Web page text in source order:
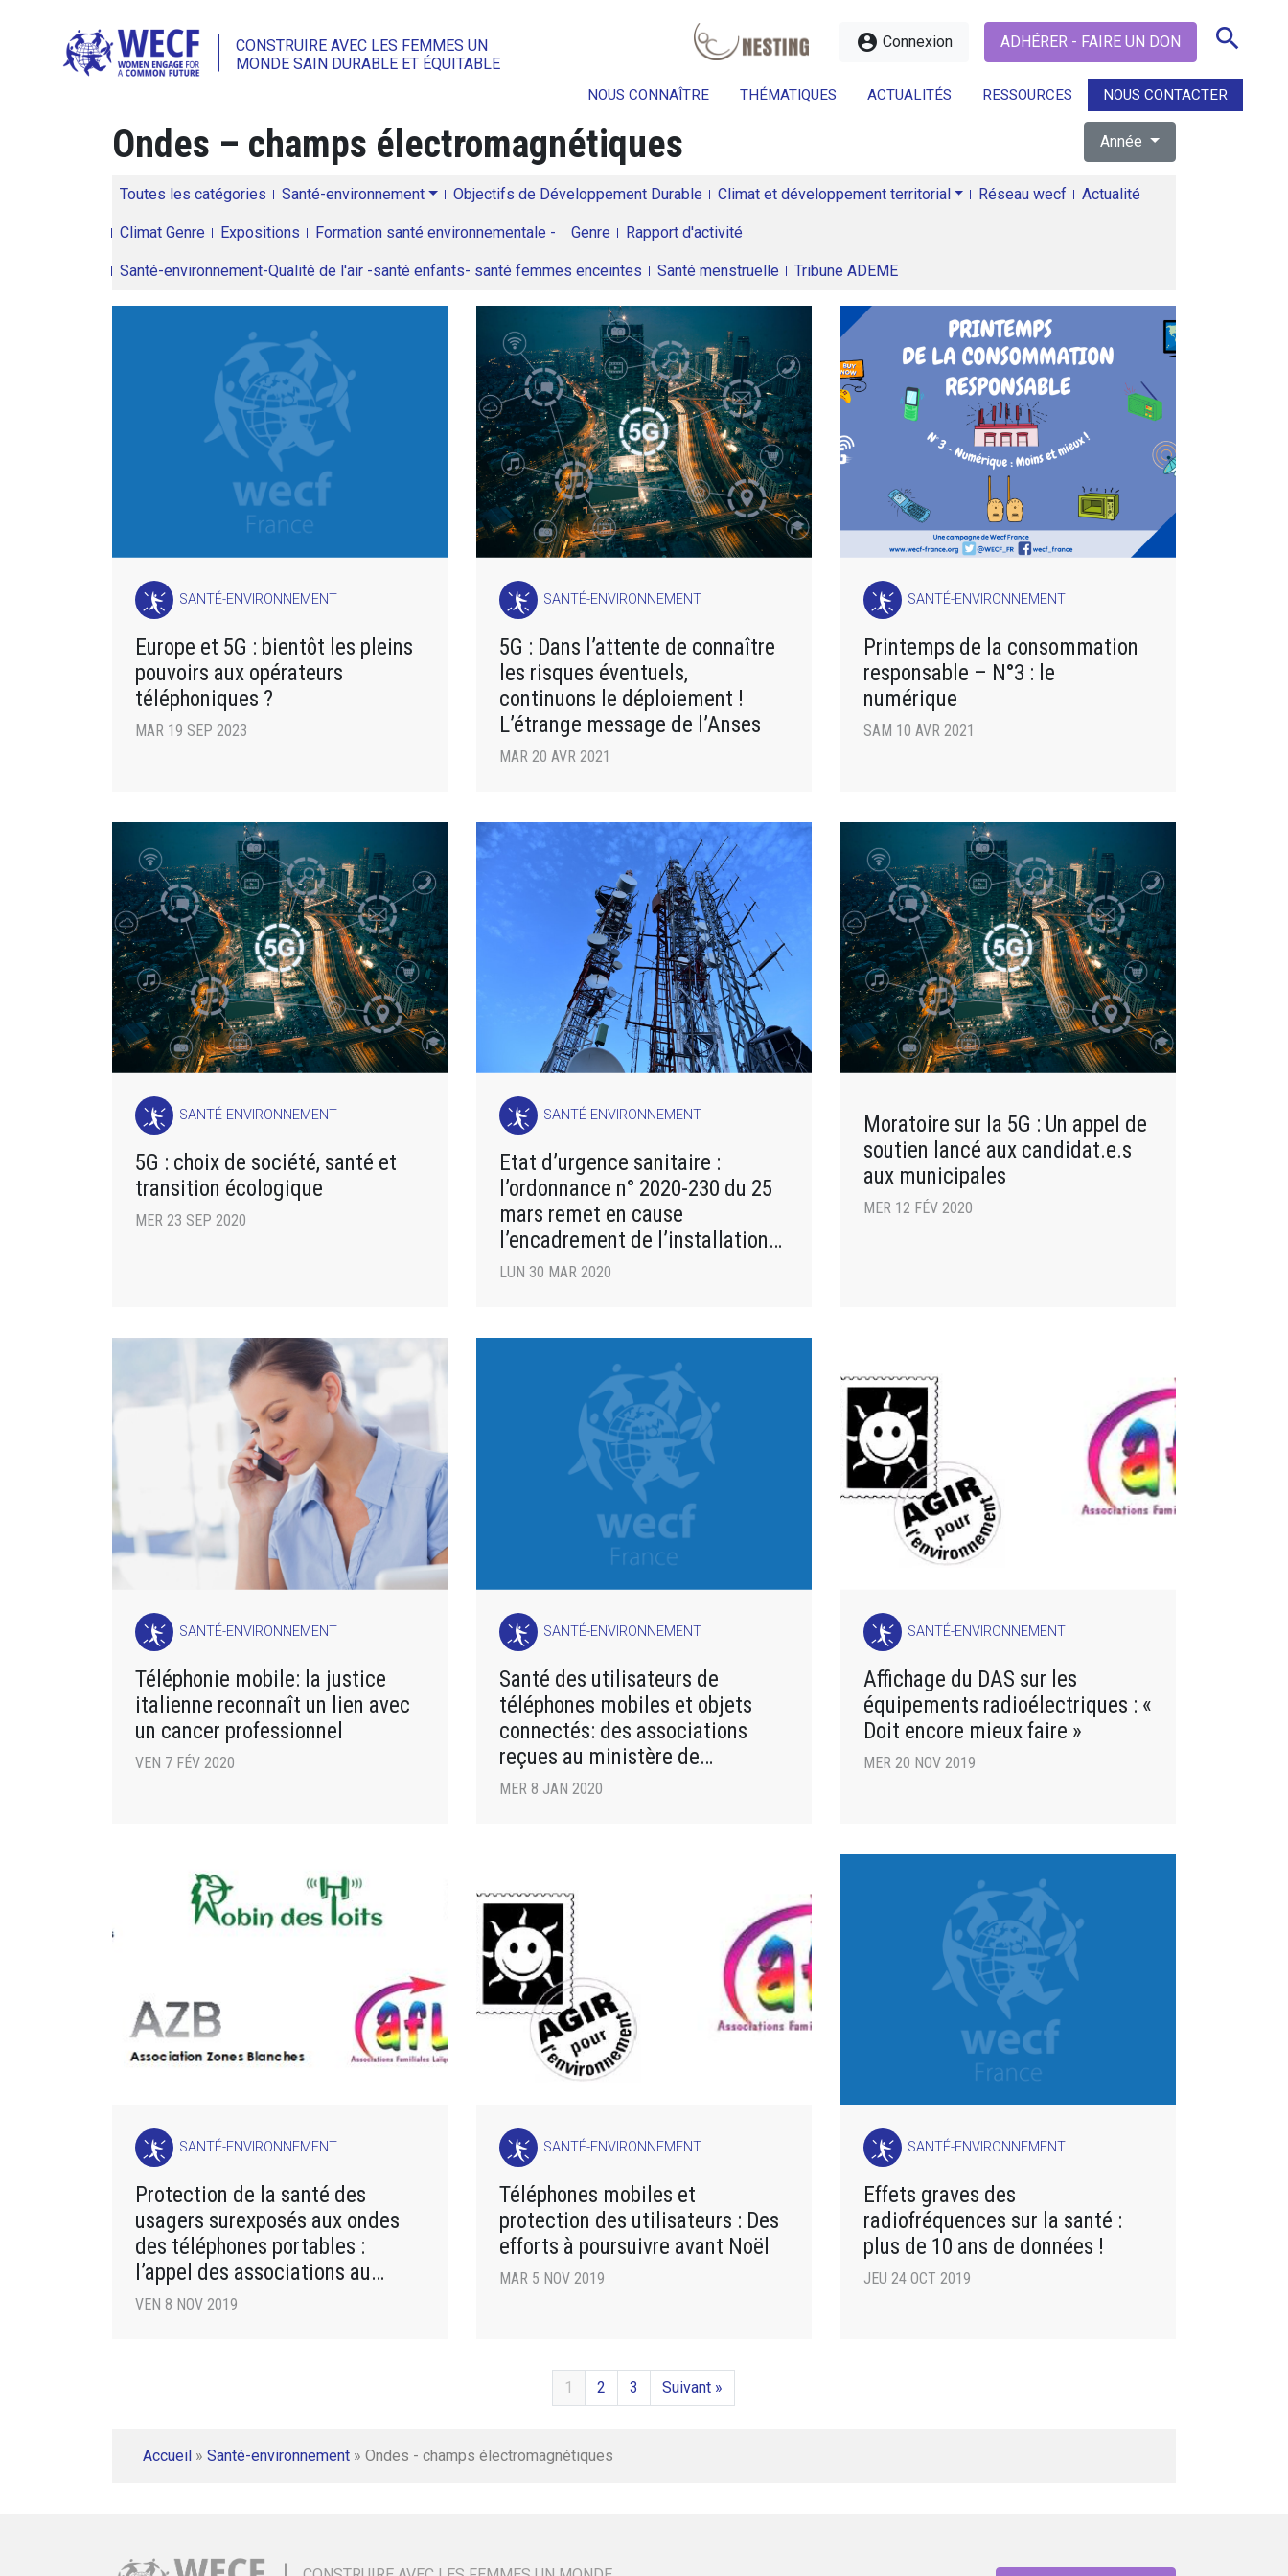
CONSTRUIRE AVEC LES FEMMES UN
MONDE SAIN DURABLE ET ÉQUITABLE
account_circle Connexion ADHÉRER - FAIRE UN DON search
NOUS CONNAÎTRE THÉMATIQUES ACTUALITÉS RESSOURCES NOUS CONTACTER
search
Ondes – champs électromagnétiques Année
Toutes les catégories Santé-environnement Objectifs de Développement Durable Climat et développement territorial Réseau wecf Actualité
Climat Genre Expositions Formation santé environnementale - Genre Rapport d'activité
Santé-environnement-Qualité de l'air -santé enfants- santé femmes enceintes Santé menstruelle Tribune ADEME
SANTÉ-ENVIRONNEMENT
Europe et 5G : bientôt les pleins
pouvoirs aux opérateurs
téléphoniques ?
MAR 19 SEP 2023
SANTÉ-ENVIRONNEMENT
5G : Dans l’attente de connaître
les risques éventuels,
continuons le déploiement !
L’étrange message de l’Anses
MAR 20 AVR 2021
SANTÉ-ENVIRONNEMENT
Printemps de la consommation
responsable – N°3 : le
numérique
SAM 10 AVR 2021
SANTÉ-ENVIRONNEMENT
5G : choix de société, santé et
transition écologique
MER 23 SEP 2020
SANTÉ-ENVIRONNEMENT
Etat d’urgence sanitaire :
l’ordonnance n° 2020-230 du 25
mars remet en cause
l’encadrement de l’installation
d’antennes-relais
LUN 30 MAR 2020
Moratoire sur la 5G : Un appel de
soutien lancé aux candidat.e.s
aux municipales
MER 12 FÉV 2020
SANTÉ-ENVIRONNEMENT
Téléphonie mobile: la justice
italienne reconnaît un lien avec
un cancer professionnel
VEN 7 FÉV 2020
SANTÉ-ENVIRONNEMENT
Santé des utilisateurs de
téléphones mobiles et objets
connectés: des associations
reçues au ministère de
l’économie
MER 8 JAN 2020
SANTÉ-ENVIRONNEMENT
Affichage du DAS sur les
équipements radioélectriques : «
Doit encore mieux faire »
MER 20 NOV 2019
SANTÉ-ENVIRONNEMENT
Protection de la santé des
usagers surexposés aux ondes
des téléphones portables :
l’appel des associations au
gouvernement !
VEN 8 NOV 2019
SANTÉ-ENVIRONNEMENT
Téléphones mobiles et
protection des utilisateurs : Des
efforts à poursuivre avant Noël
MAR 5 NOV 2019
SANTÉ-ENVIRONNEMENT
Effets graves des
radiofréquences sur la santé :
plus de 10 ans de données !
JEU 24 OCT 2019
1 2 3 Suivant »
Accueil » Santé-environnement » Ondes - champs électromagnétiques